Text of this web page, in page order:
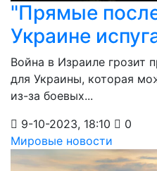
"Прямые
Украине
Война в Израиле грозит
для Украины, которая
из-за боевых...
9-10-2023, 18:10
0
Мировые новости